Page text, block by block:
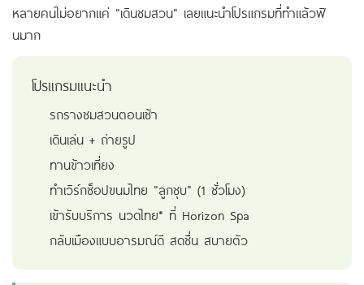
หลายคนไม่อยากแค่ "เดินชมสวน" เลยแนะนำโปรแกรมที่ทำแล้วฟิ
นมาก
โปรแกรมแนะนำ
รถรางชมสวนตอนเช้า
เดินเล่น + ถ่ายรูป
ทานข้าวเที่ยง
ทำเวิร์กช็อปขนมไทย "ลูกชุบ" (1 ชั่วโมง)
เข้ารับบริการ นวดไทย* ที่ Horizon Spa
กลับเมืองแบบอารมณ์ดี สดชื่น สบายตัว